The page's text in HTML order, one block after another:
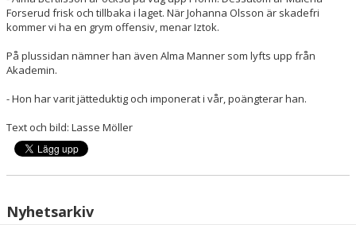
Forserud frisk och tillbaka i laget. När Johanna Olsson är skadefri
kommer vi ha en grym offensiv, menar Iztok.
På plussidan nämner han även Alma Manner som lyfts upp från
Akademin.
- Hon har varit jätteduktig och imponerat i vår, poängterar han.
Text och bild: Lasse Möller
Nyhetsarkiv